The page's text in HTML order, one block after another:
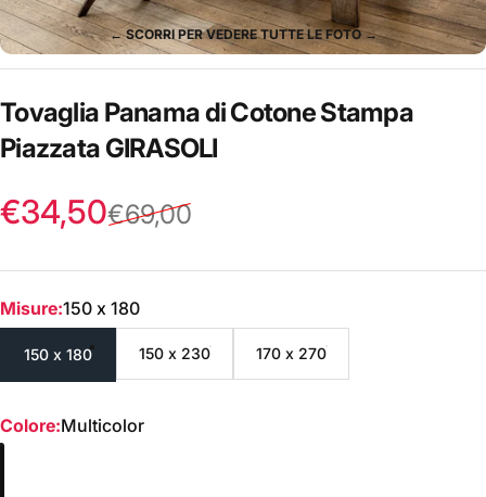
← SCORRI PER VEDERE TUTTE LE FOTO →
Tovaglia PanamadiCotoneStampa
Piazzata GIRASOLI
Prezzo scontato
€34,50
Prezzo di listino€69,00
Misure
Misure:150 x 180
150 x 180 150 x 230 170 x 270
Colore
Colore:Multicolor